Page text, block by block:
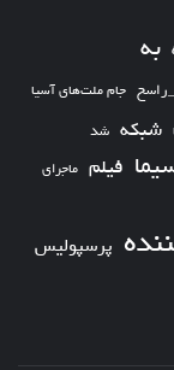
به
جام ملت‌های آسیا
شبکه شد
فیلم ماجرای
پرسپولیس